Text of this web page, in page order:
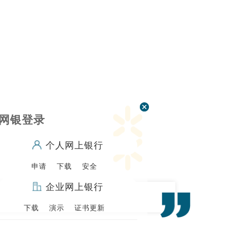
银登录
个人网上银行
申请 下载 安全
企业网上银行
下载 演示 证书更新